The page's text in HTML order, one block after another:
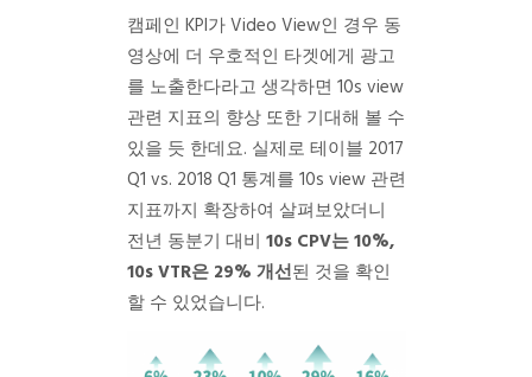
캠페인 KPI가 Video View인 경우 동
영상에 더 우호적인 타겟에게 광고
를 노출한다라고 생각하면 10s view
관련 지표의 향상 또한 기대해 볼 수
있을 듯 한데요. 실제로 테이블 2017
Q1 vs. 2018 Q1 통계를 10s view 관련
지표까지 확장하여 살펴보았더니
전년 동분기 대비 10s CPV는 10%,
10s VTR은 29% 개선된 것을 확인
할 수 있었습니다.